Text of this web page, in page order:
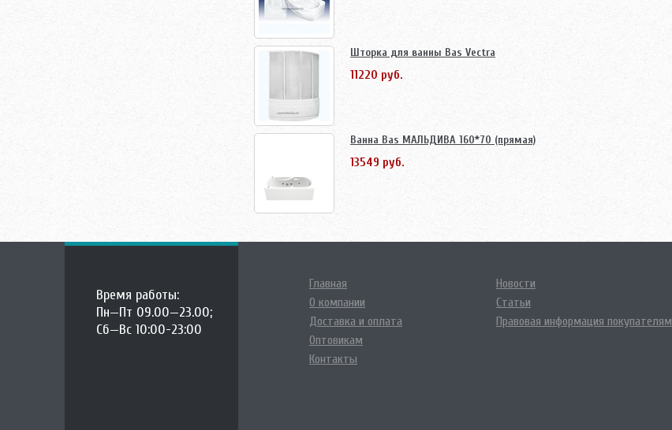
Шторка для ванны Bas Vectra
11220 руб.
Ванна Bas МАЛЬДИВА 160*70 (прямая)
13549 руб.
Время работы:
Пн—Пт 09.00—23.00;
Сб—Вс 10:00-23:00
Главная
О компании
Доставка и оплата
Оптовикам
Контакты
Новости
Статьи
Правовая информация покупателям